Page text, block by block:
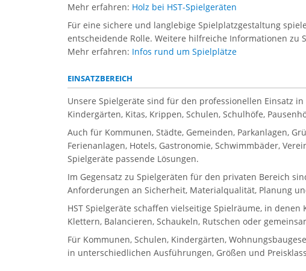
Mehr erfahren: Holz bei HST-Spielgeräten
Für eine sichere und langlebige Spielplatzgestaltung
entscheidende Rolle. Weitere hilfreiche Informationen zu
Mehr erfahren: Infos rund um Spielplätze
EINSATZBEREICH
Unsere Spielgeräte sind für den professionellen Einsatz
Kindergärten, Kitas, Krippen, Schulen, Schulhöfe,
Auch für Kommunen, Städte, Gemeinden, Parkanlagen,
Ferienanlagen, Hotels, Gastronomie, Schwimmbäder,
Spielgeräte passende Lösungen.
Im Gegensatz zu Spielgeräten für den privaten Bereich
Anforderungen an Sicherheit, Materialqualität, Planung
HST Spielgeräte schaffen vielseitige Spielräume, in
Klettern, Balancieren, Schaukeln, Rutschen oder
Für Kommunen, Schulen, Kindergärten,
in unterschiedlichen Ausführungen, Größen und